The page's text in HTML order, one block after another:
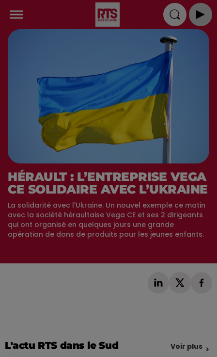
HÉRAULT : L’ENTREPRISE VEGA
CE SOLIDAIRE AVEC L’UKRAINE
La solidarité avec l'Ukraine. Un nouvel exemple ce matin
avec la société héraultaise Vega CE et ses 2 dirigeants
qui ont organisé en quelques jours une grande
opération de dons de produits pour les jeunes enfants.
L'actu RTS dans le Sud Voir plus